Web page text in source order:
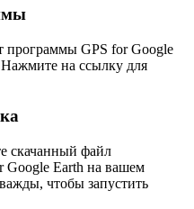
программы GPS for Google
Нажмите на ссылку для
скачанный файл
Google Earth на вашем
чтобы запустить